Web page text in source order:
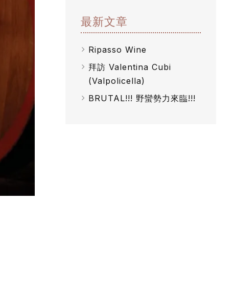
最新文章
Ripasso Wine
拜訪 Valentina Cubi
(Valpolicella)
BRUTAL!!! 野蠻勢力來臨!!!